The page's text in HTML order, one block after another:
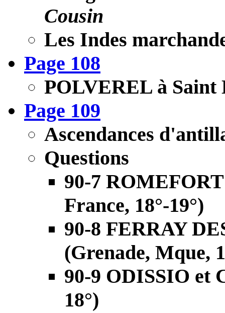
Cousin
Les Indes
Page 108
POLVEREL à Saint
Page 109
Ascendances
Questions
90-7
France, 18°-19°)
90-8 FERRAY
(Grenade, Mque,
90-9 ODISSIO et
18°)